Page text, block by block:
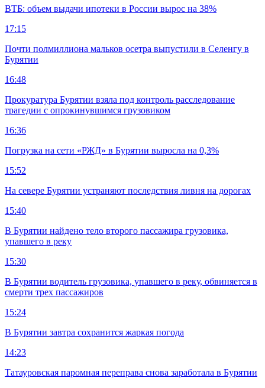
ВТБ: объем выдачи ипотеки в России вырос на 38%
17:15
Почти полмиллиона мальков осетра выпустили в Селенгу в
Бурятии
16:48
Прокуратура Бурятии взяла под контроль расследование
трагедии с опрокинувшимся грузовиком
16:36
Погрузка на сети «РЖД» в Бурятии выросла на 0,3%
15:52
На севере Бурятии устраняют последствия ливня на дорогах
15:40
В Бурятии найдено тело второго пассажира грузовика,
упавшего в реку
15:30
В Бурятии водитель грузовика, упавшего в реку, обвиняется в
смерти трех пассажиров
15:24
В Бурятии завтра сохранится жаркая погода
14:23
Татауровская паромная переправа снова заработала в Бурятии